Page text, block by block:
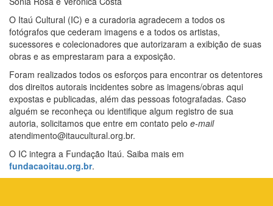
O Itaú Cultural (IC) e a curadoria agradecem a todos os
fotógrafos que cederam imagens e a todos os artistas,
sucessores e colecionadores que autorizaram a exibição de suas
obras e as emprestaram para a exposição.
Foram realizados todos os esforços para encontrar os detentores
dos direitos autorais incidentes sobre as imagens/obras aqui
expostas e publicadas, além das pessoas fotografadas. Caso
alguém se reconheça ou identifique algum registro de sua
autoria, solicitamos que entre em contato pelo e-mail
atendimento@itaucultural.org.br.
O IC integra a Fundação Itaú. Saiba mais em
fundacaoitau.org.br.